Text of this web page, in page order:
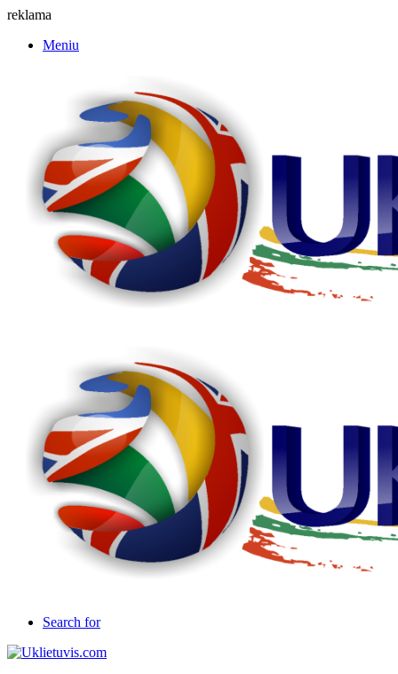
reklama
Meniu
Search for